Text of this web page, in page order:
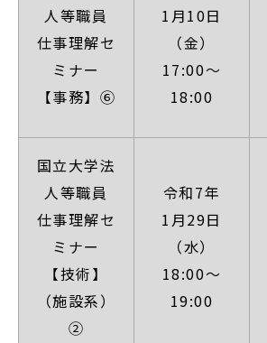
人等職員
仕事理解セ
ミナー
【事務】⑥
1月10日
（金）
17:00～
18:00
国立大学法
人等職員
仕事理解セ
ミナー
【技術】
（施設系）
②
令和7年
1月29日
（水）
18:00～
19:00